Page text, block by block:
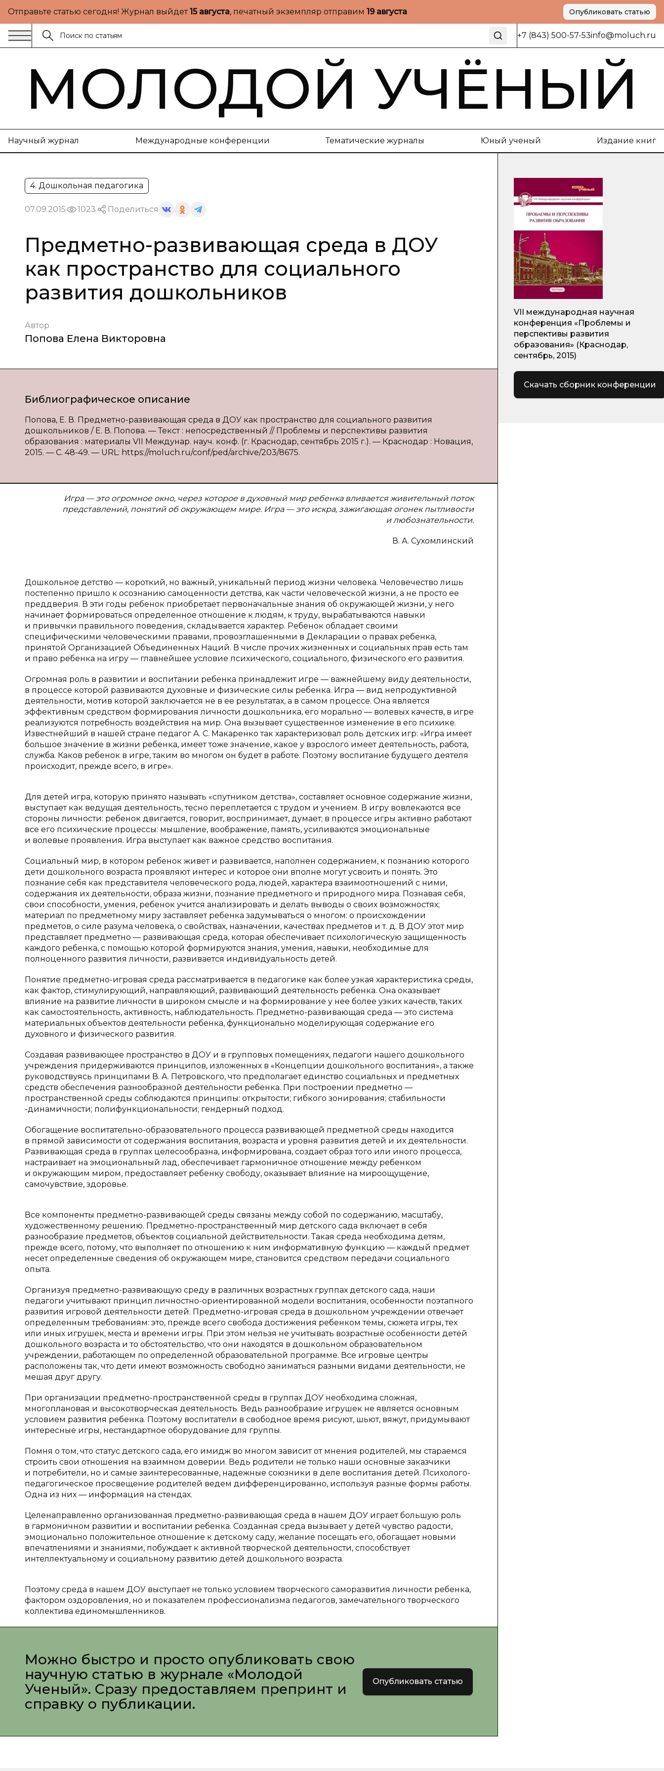
Отправьте статью сегодня! Журнал выйдет15 августа, печатный экземпляр отправим 19 августа Опубликовать статью
+7 (843) 500-57-53info@moluch.ru
МОЛОДОЙ УЧЁНЫЙ
Научный журнал Международные конференции Тематические журналы Юный ученый Издание книг
4. Дошкольная педагогика
07.09.2015 1023 Поделиться
Предметно-развивающая среда в ДОУ
как пространство для социального
развития дошкольников
Автор
Попова Елена Викторовна
Библиографическое описание
Попова, Е. В. Предметно-развивающая среда в ДОУ как пространство для социального развития
дошкольников / Е. В. Попова. — Текст : непосредственный // Проблемы и перспективы развития
образования : материалы VII Междунар. науч. конф. (г. Краснодар, сентябрь 2015 г.). — Краснодар : Новация,
2015. — С. 48-49. — URL: https://moluch.ru/conf/ped/archive/203/8675.
Игра — это огромное окно, через которое в духовный мир ребенка вливается живительный поток
представлений, понятий об окружающем мире. Игра — это искра, зажигающая огонек пытливости
и любознательности.
В. А. Сухомлинский
Дошкольное детство — короткий, но важный, уникальный период жизни человека. Человечество лишь
постепенно пришло к осознанию самоценности детства, как части человеческой жизни, а не просто ее
преддверия. В эти годы ребенок приобретает первоначальные знания об окружающей жизни, у него
начинает формироваться определенное отношение к людям, к труду, вырабатываются навыки
и привычки правильного поведения, складывается характер. Ребенок обладает своими
специфическими человеческими правами, провозглашенными в Декларации о правах ребенка,
принятой Организацией Объединенных Наций. В числе прочих жизненных и социальных прав есть там
и право ребенка на игру — главнейшее условие психического, социального, физического его развития.
Огромная роль в развитии и воспитании ребенка принадлежит игре — важнейшему виду деятельности,
в процессе которой развиваются духовные и физические силы ребенка. Игра — вид непродуктивной
деятельности, мотив которой заключается не в ее результатах, а в самом процессе. Она является
эффективным средством формирования личности дошкольника, его морально — волевых качеств, в игре
реализуются потребность воздействия на мир. Она вызывает существенное изменение в его психике.
Известнейший в нашей стране педагог А. С. Макаренко так характеризовал роль детских игр: «Игра имеет
большое значение в жизни ребенка, имеет тоже значение, какое у взрослого имеет деятельность, работа,
служба. Каков ребенок в игре, таким во многом он будет в работе. Поэтому воспитание будущего деятеля
происходит, прежде всего, в игре».
Для детей игра, которую принято называть «спутником детства», составляет основное содержание жизни,
выступает как ведущая деятельность, тесно переплетается с трудом и учением. В игру вовлекаются все
стороны личности: ребенок двигается, говорит, воспринимает, думает; в процессе игры активно работают
все его психические процессы: мышление, воображение, память, усиливаются эмоциональные
и волевые проявления. Игра выступает как важное средство воспитания.
Социальный мир, в котором ребенок живет и развивается, наполнен содержанием, к познанию которого
дети дошкольного возраста проявляют интерес и которое они вполне могут усвоить и понять. Это
познание себя как представителя человеческого рода, людей, характера взаимоотношений с ними,
содержания их деятельности, образа жизни, познание предметного и природного мира. Познавая себя,
свои способности, умения, ребенок учится анализировать и делать выводы о своих возможностях;
материал по предметному миру заставляет ребенка задумываться о многом: о происхождении
предметов, о силе разума человека, о свойствах, назначении, качествах предметов и т. д. В ДОУ этот мир
представляет предметно — развивающая среда, которая обеспечивает психологическую защищенность
каждого ребенка, с помощью которой формируются знания, умения, навыки, необходимые для
полноценного развития личности, развивается индивидуальность детей.
Понятие предметно-игровая среда рассматривается в педагогике как более узкая характеристика среды,
как фактор, стимулирующий, направляющий, развивающий деятельность ребенка. Она оказывает
влияние на развитие личности в широком смысле и на формирование у нее более узких качеств, таких
как самостоятельность, активность, наблюдательность. Предметно-развивающая среда — это система
материальных объектов деятельности ребенка, функционально моделирующая содержание его
духовного и физического развития.
Создавая развивающее пространство в ДОУ и в групповых помещениях, педагоги нашего дошкольного
учреждения придерживаются принципов, изложенных в «Концепции дошкольного воспитания», а также
руководствуясь принципами В. А. Петровского, что предполагает единство социальных и предметных
средств обеспечения разнообразной деятельности ребенка. При построении предметно —
пространственной среды соблюдаются принципы: открытости; гибкого зонирования; стабильности
-динамичности; полифункциональности; гендерный подход.
Обогащение воспитательно-образовательного процесса развивающей предметной среды находится
в прямой зависимости от содержания воспитания, возраста и уровня развития детей и их деятельности.
Развивающая среда в группах целесообразна, информирована, создает образ того или иного процесса,
настраивает на эмоциональный лад, обеспечивает гармоничное отношение между ребенком
и окружающим миром, предоставляет ребенку свободу, оказывает влияние на мироощущение,
самочувствие, здоровье.
Все компоненты предметно-развивающей среды связаны между собой по содержанию, масштабу,
художественному решению. Предметно-пространственный мир детского сада включает в себя
разнообразие предметов, объектов социальной действительности. Такая среда необходима детям,
прежде всего, потому, что выполняет по отношению к ним информативную функцию — каждый предмет
несет определенные сведения об окружающем мире, становится средством передачи социального
опыта.
Организуя предметно-развивающую среду в различных возрастных группах детского сада, наши
педагоги учитывают принцип личностно-ориентированной модели воспитания, особенности поэтапного
развития игровой деятельности детей. Предметно-игровая среда в дошкольном учреждении отвечает
определенным требованиям: это, прежде всего свобода достижения ребенком темы, сюжета игры, тех
или иных игрушек, места и времени игры. При этом нельзя не учитывать возрастные особенности детей
дошкольного возраста и то обстоятельство, что они находятся в дошкольном образовательном
учреждении, работающем по определенной образовательной программе. Все игровые центры
расположены так, что дети имеют возможность свободно заниматься разными видами деятельности, не
мешая друг другу.
При организации предметно-пространственной среды в группах ДОУ необходима сложная,
многоплановая и высокотворческая деятельность. Ведь разнообразие игрушек не является основным
условием развития ребенка. Поэтому воспитатели в свободное время рисуют, шьют, вяжут, придумывают
интересные игры, нестандартное оборудование для группы.
Помня о том, что статус детского сада, его имидж во многом зависит от мнения родителей, мы стараемся
строить свои отношения на взаимном доверии. Ведь родители не только наши основные заказчики
и потребители, но и самые заинтересованные, надежные союзники в деле воспитания детей. Психолого-
педагогическое просвещение родителей ведем дифференцированно, используя разные формы работы.
Одна из них — информация на стендах.
Целенаправленно организованная предметно-развивающая среда в нашем ДОУ играет большую роль
в гармоничном развитии и воспитании ребенка. Созданная среда вызывает у детей чувство радости,
эмоционально положительное отношение к детскому саду, желание посещать его, обогащает новыми
впечатлениями и знаниями, побуждает к активной творческой деятельности, способствует
интеллектуальному и социальному развитию детей дошкольного возраста.
Поэтому среда в нашем ДОУ выступает не только условием творческого саморазвития личности ребенка,
фактором оздоровления, но и показателем профессионализма педагогов, замечательного творческого
коллектива единомышленников.
Можно быстро и просто опубликовать свою
научную статью в журнале «Молодой
Ученый». Сразу предоставляем препринт и
справку о публикации.
Опубликовать статью
VII международная научная
конференция «Проблемы и
перспективы развития
образования» (Краснодар,
сентябрь, 2015)
Скачать сборник конференции